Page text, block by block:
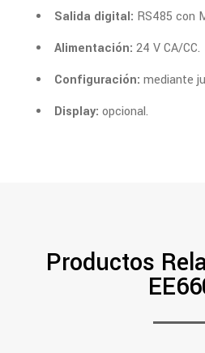
Salida digital: RS485 con
Alimentación: 24 V CA/CC.
Configuración: mediante
Display: opcional.
Productos